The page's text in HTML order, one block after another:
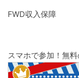
FWD収入保障
スマホで参加！無